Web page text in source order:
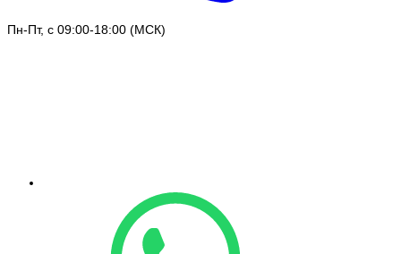
Пн-Пт, с 09:00-18:00 (МСК)